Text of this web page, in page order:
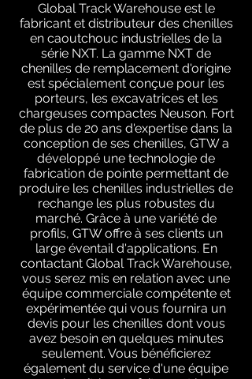
Global Track Warehouse est le
fabricant et distributeur des chenilles
en caoutchouc industrielles de la
série NXT. La gamme NXT de
chenilles de remplacement d'origine
est spécialement conçue pour les
porteurs, les excavatrices et les
chargeuses compactes Neuson. Fort
de plus de 20 ans d'expertise dans la
conception de ses chenilles, GTW a
développé une technologie de
fabrication de pointe permettant de
produire les chenilles industrielles de
rechange les plus robustes du
marché. Grâce à une variété de
profils, GTW offre à ses clients un
large éventail d'applications. En
contactant Global Track Warehouse,
vous serez mis en relation avec une
équipe commerciale compétente et
expérimentée qui vous fournira un
devis pour les chenilles dont vous
avez besoin en quelques minutes
seulement. Vous bénéficierez
également du service d'une équipe